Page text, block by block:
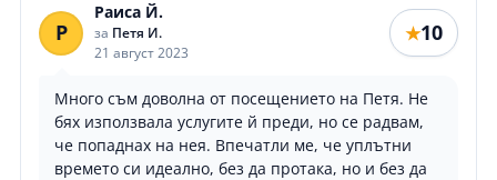
Р
Раиса Й.
за Петя И.
21 август 2023
★10
Много съм доволна от посещението на Петя. Не
бях използвала услугите й преди, но се радвам,
че попаднах на нея. Впечатли ме, че уплътни
времето си идеално, без да протака, но и без да